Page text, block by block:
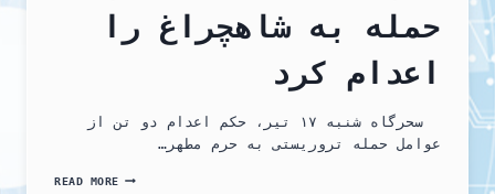
حمله به شاهچراغ را
اعدام کرد
سحرگاه شنبه ۱۷ تیر، حکم اعدام دو تن از
عوامل حمله تروریستی به حرم مطهر…
READ MOREجمهوری